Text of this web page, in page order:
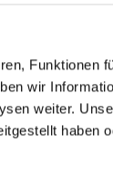
Funktionen
wir
weiter.
haben
die
neue